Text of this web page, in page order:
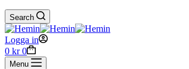
Search
Logga in
Shopping
cart
0 kr 0
Menu